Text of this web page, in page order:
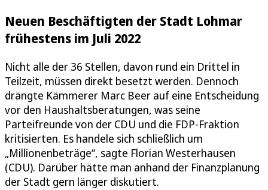
Neuen Beschäftigten der Stadt Lohmar
frühestens im Juli 2022
Nicht alle der 36 Stellen, davon rund ein Drittel in
Teilzeit, müssen direkt besetzt werden. Dennoch
drängte Kämmerer Marc Beer auf eine Entscheidung
vor den Haushaltsberatungen, was seine
Parteifreunde von der CDU und die FDP-Fraktion
kritisierten. Es handele sich schließlich um
„Millionenbeträge“, sagte Florian Westerhausen
(CDU). Darüber hätte man anhand der Finanzplanung
der Stadt gern länger diskutiert.